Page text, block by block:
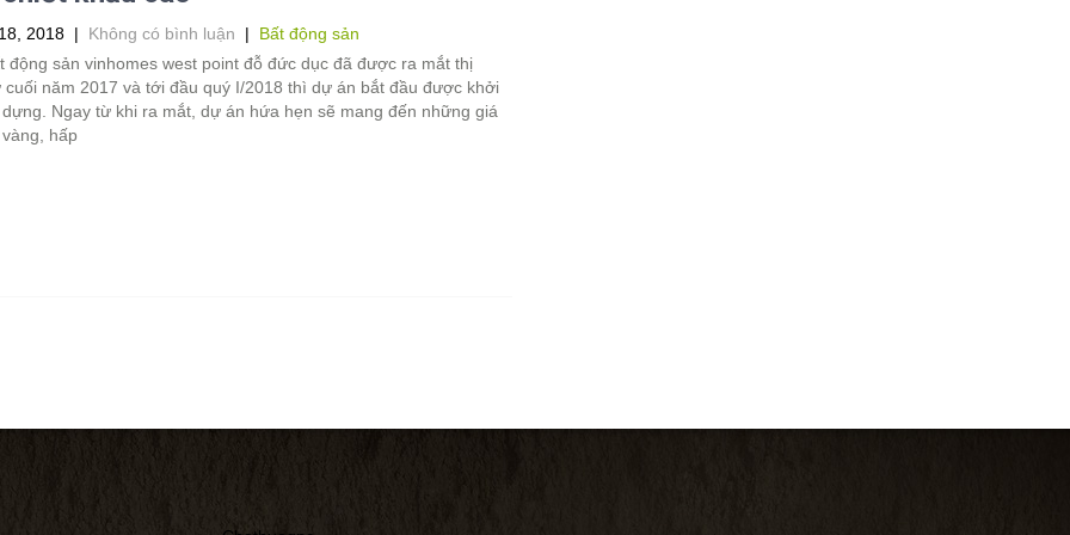
2018 | Không có bình luận | Bất động sản
động sản vinhomes west point đỗ đức dục đã được ra mắt thị
năm 2017 và tới đầu quý I/2018 thì dự án bắt đầu được khởi
Ngay từ khi ra mắt, dự án hứa hẹn sẽ mang đến những giá
hấp